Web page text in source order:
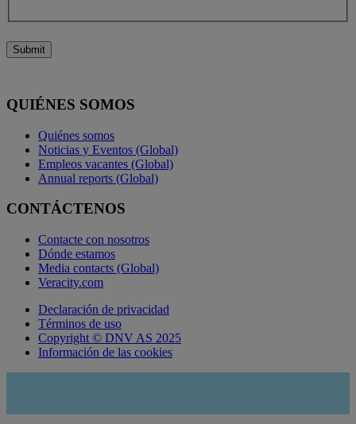
Submit
QUIÉNES SOMOS
Quiénes somos
Noticias y Eventos (Global)
Empleos vacantes (Global)
Annual reports (Global)
CONTÁCTENOS
Contacte con nosotros
Dónde estamos
Media contacts (Global)
Veracity.com
Declaración de privacidad
Términos de uso
Copyright © DNV AS 2025
Información de las cookies